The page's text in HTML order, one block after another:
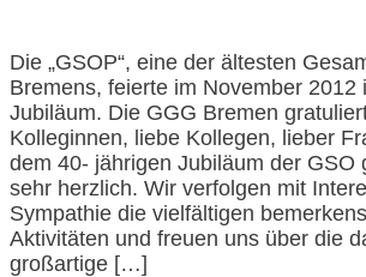
Die „GSOP“, eine der ältesten
Bremens, feierte im November 2012
Jubiläum. Die GGG Bremen
Kolleginnen, liebe Kollegen, lieber
dem 40- jährigen Jubiläum der GSO
sehr herzlich. Wir verfolgen mit
Sympathie die vielfältigen
Aktivitäten und freuen uns über die
großartige […]